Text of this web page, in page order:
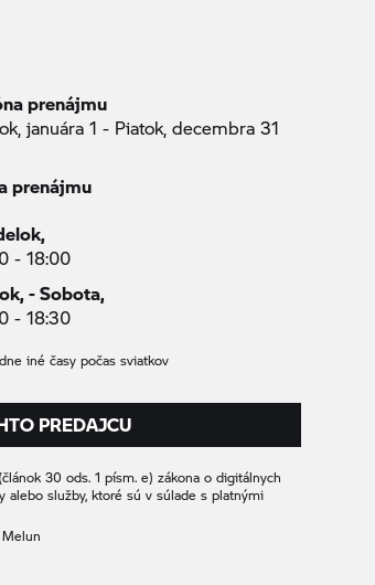
prenájmu
januára 1 - Piatok, decembra 31
prenájmu
- 18:00
- Sobota,
- 18:30
iné časy počas sviatkov
PREDAJCU
30 ods. 1 písm. e) zákona o digitálnych
alebo služby, ktoré sú v súlade s platnými